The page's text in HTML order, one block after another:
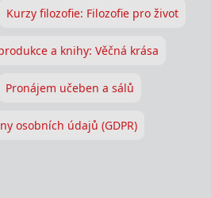
Kurzy filozofie: Filozofie pro život
a knihy: Věčná krása
Pronájem učeben a sálů
osobních údajů (GDPR)